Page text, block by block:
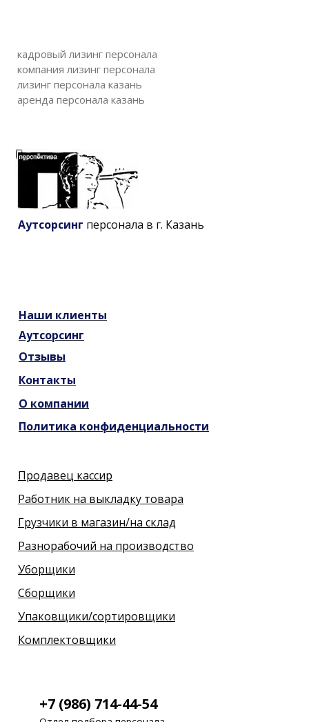
кадровый лизинг персонала
компания лизинг персонала
лизинг персонала казань
аренда персонала казань
Политика конфиденциальности
Комплектовщики
Упаковщики/сортировщики
Сборщики
Уборщики
Разнорабочий на производство
Грузчики в магазин/на склад
Работник на выкладку товара
Продавец кассир
+7 (986) 714-44-54
О компании
Контакты
Отзывы
Аутсорсинг
Наши клиенты
Аутсорсинг персонала в г. Казань